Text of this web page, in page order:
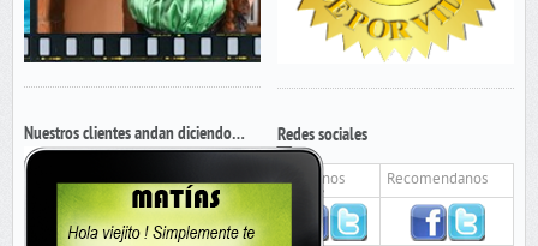
Nuestros clientes andan diciendo… Redes sociales
Seguinos Recomendanos